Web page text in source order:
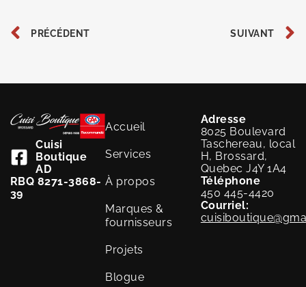
PRÉCÉDENT SUIVANT
Cuisi
Boutique
AD
RBQ 8271-3868-
39
Accueil
Services
À propos
Marques &
fournisseurs
Projets
Blogue
Adresse
8025 Boulevard
Taschereau, local
H, Brossard,
Quebec J4Y 1A4
Téléphone
450 445-4420
Courriel: